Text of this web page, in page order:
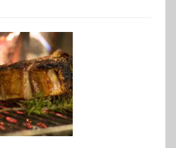
–
die
Gelegenheit,
neue
Reiseziele
zu
entdecken